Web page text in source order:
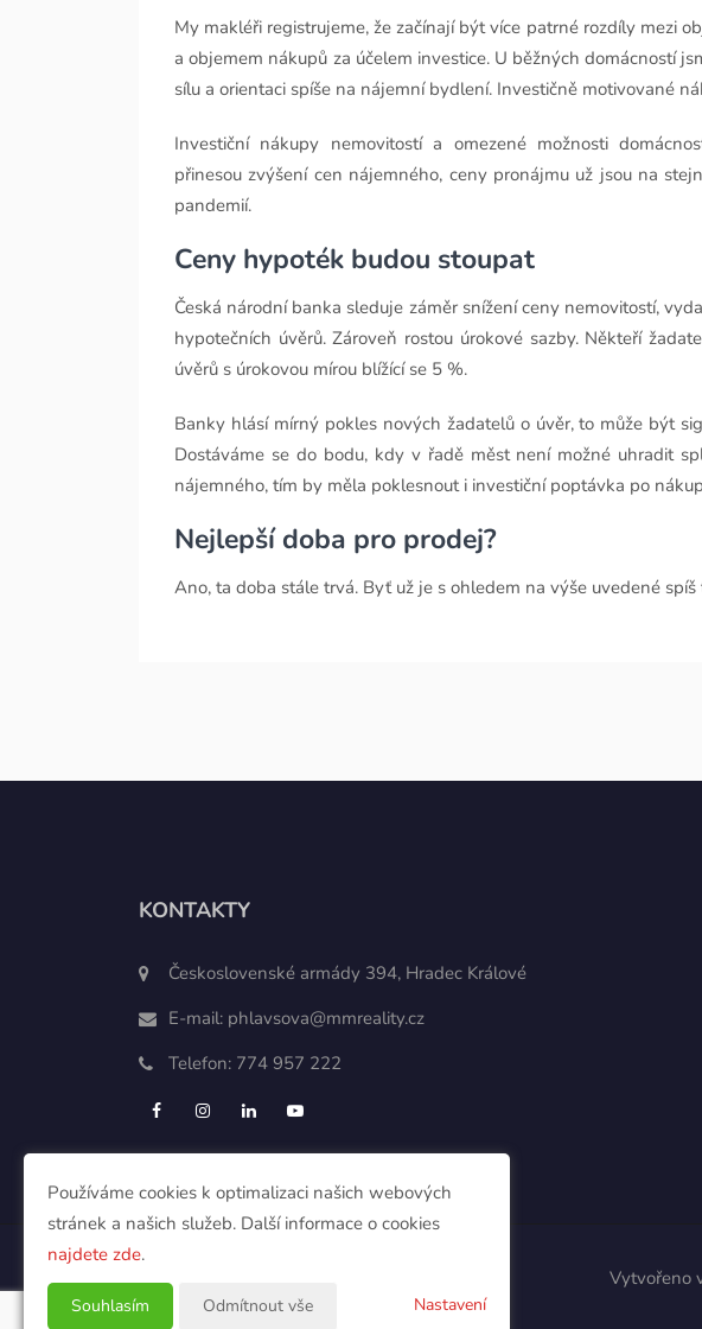
My makléři registrujeme, že začínají být více patrné rozdíly mezi
a objemem nákupů za účelem investice. U běžných domácností
sílu a orientaci spíše na nájemní bydlení. Investičně motivované
Investiční nákupy nemovitostí a omezené možnosti
přinesou zvýšení cen nájemného, ceny pronájmu už jsou na
pandemií.
Ceny hypoték budou stoupat
Česká národní banka sleduje záměr snížení ceny nemovitostí,
hypotečních úvěrů. Zároveň rostou úrokové sazby. Někteří
úvěrů s úrokovou mírou blížící se 5 %.
Banky hlásí mírný pokles nových žadatelů o úvěr, to může být
Dostáváme se do bodu, kdy v řadě měst není možné uhradit
nájemného, tím by měla poklesnout i investiční poptávka po
Nejlepší doba pro prodej?
Ano, ta doba stále trvá. Byť už je s ohledem na výše uvedené
KONTAKTY
Československé armády 394, Hradec Králové
E-mail: phlavsova@mmreality.cz
Telefon: 774 957 222
Vytvořeno
Používáme cookies k optimalizaci našich webových
stránek a našich služeb. Další informace o cookies
najdete zde.
Souhlasím Odmítnout vše Nastavení